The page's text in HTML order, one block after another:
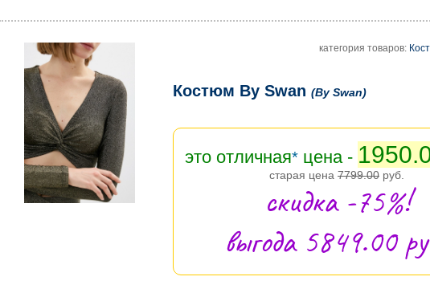
категория товаров:
Костюм By Swan (By Swan)
это отличная*цена -
старая цена 7799.00 руб.
скидка -75%!
выгода 5849.00